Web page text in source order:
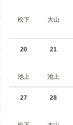
松下 大山
20
池上
21
池上
27 28